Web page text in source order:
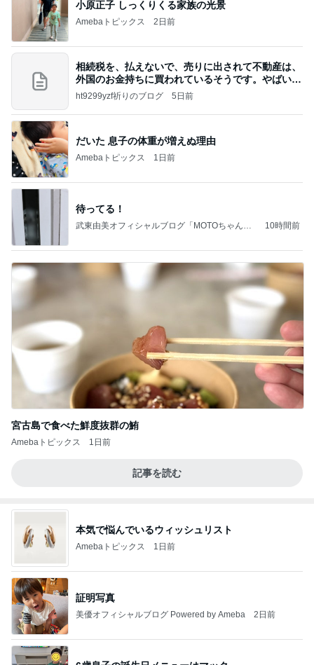
小原正子 しっくりくる家族の光景
Amebaトピックス 2日前
相続税を、払えないで、売りに出されて不動産は、
外国のお金持ちに買われているそうです。やばいで
すよ
ht9299yzf祈りのブログ 5日前
だいた 息子の体重が増えぬ理由
Amebaトピックス 1日前
待ってる！
武東由美オフィシャルブログ「MOTOちゃんと
10時間前
宮古島で食べた鮮度抜群の鮪
Amebaトピックス 1日前
記事を読む
本気で悩んでいるウィッシュリスト
Amebaトピックス 1日前
証明写真
美優オフィシャルブログ Powered by Ameba 2日前